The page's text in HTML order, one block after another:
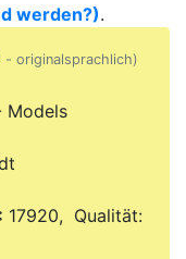
werden?).
- originalsprachlich)
17920, Qualität: